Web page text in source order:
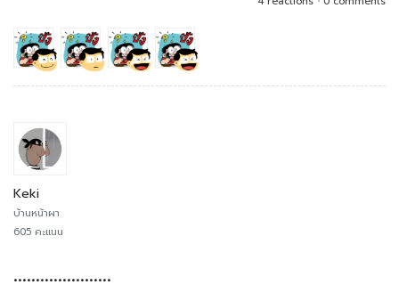
Keki
บ้านหน้าผา
605 คะแนน
......................